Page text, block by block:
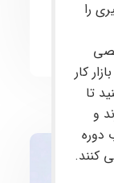
را به
را
کار
تا
و
دوره
کنند.